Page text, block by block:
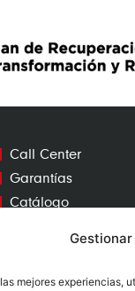
mejores experiencias,
Call Center
Garantías
Catálogo